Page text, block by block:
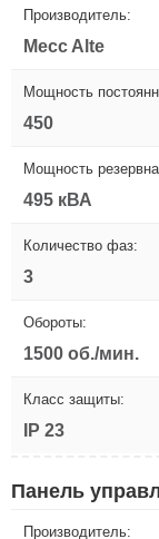
Производитель:
Mecc Alte
Мощность
450
Мощность
495 кВА
Количество фаз:
3
Обороты:
1500 об./мин.
Класс защиты:
IP 23
Панель
Производитель: